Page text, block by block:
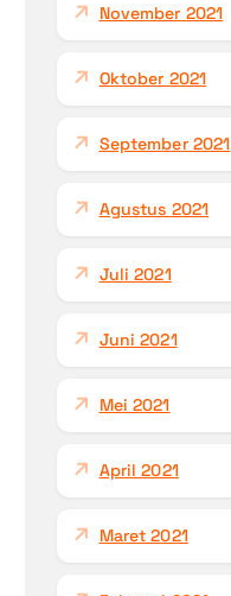
November 2021
Oktober 2021
September 2021
Agustus 2021
Juli 2021
Juni 2021
Mei 2021
April 2021
Maret 2021